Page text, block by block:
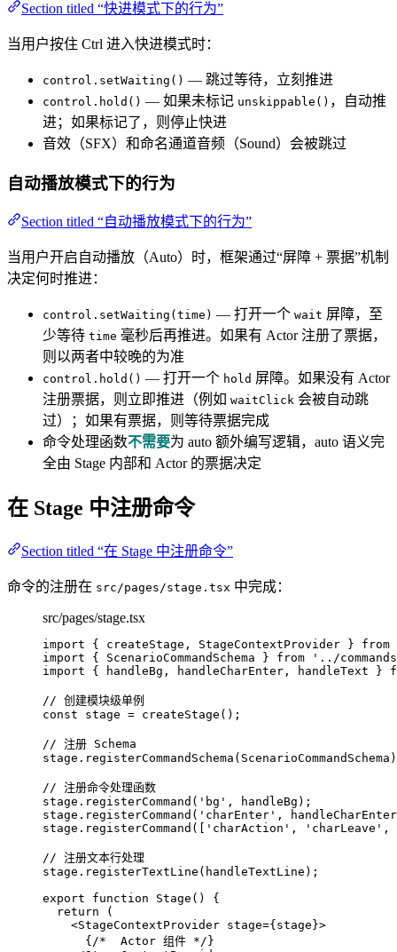
Section titled “快进模式下的行为”
当用户按住 Ctrl 进入快进模式时：
control.setWaiting() — 跳过等待，立刻推进
control.hold() — 如果未标记 unskippable() ，自动推
进；如果标记了，则停止快进
音效（SFX）和命名通道音频（Sound）会被跳过
自动播放模式下的行为
Section titled “自动播放模式下的行为”
当用户开启自动播放（Auto）时，框架通过“屏障 + 票据”机制
决定何时推进：
control.setWaiting(time) — 打开一个 wait 屏障，至
少等待 time 毫秒后再推进。如果有 Actor 注册了票据，
则以两者中较晚的为准
control.hold() — 打开一个 hold 屏障。如果没有 Actor
注册票据，则立即推进（例如 waitClick 会被自动跳
过）；如果有票据，则等待票据完成
命令处理函数不需要为 auto 额外编写逻辑，auto 语义完
全由 Stage 内部和 Actor 的票据决定
在 Stage 中注册命令
Section titled “在 Stage 中注册命令”
命令的注册在 src/pages/stage.tsx 中完成：
src/pages/stage.tsx
import { createStage, StageContextProvider } from
import { ScenarioCommandSchema } from ' ../
import { handleBg, handleCharEnter, handleText }
// 创建模块级单例
const stage = createStage ();
// 注册 Schema
stage . registerCommandSchema
// 注册命令处理函数
stage . registerCommand ( ' bg ' , handleBg);
stage . registerCommand ( ' charEnter ' ,
stage . registerCommand ([ ' charAction ' , ' charLeave ' ,
// 注册文本行处理
stage . registerTextLine (handleTextLine);
export
function Stage ()
{
return (
<StageContextProvider stage={stage}>
{ /*  Actor 组件 */ }